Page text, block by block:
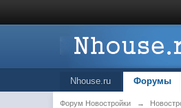
Nhouse.ru Форумы
Форум Новостройки →